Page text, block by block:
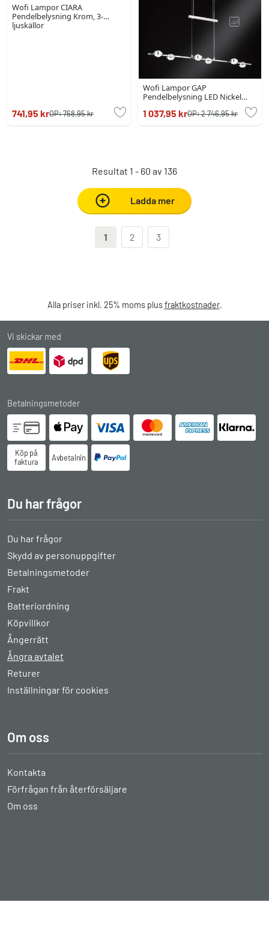
Wofi Lampor CIARA
Pendelbelysning Krom, 3-
ljuskällor
741,95 krOP:768,95 kr
Wofi Lampor GAP
Pendelbelysning LED Nickel
1 037,95 krOP:2 746,95 kr
Resultat 1 - 60 av 136
Ladda mer
1 2 3
Alla priser inkl. 25% moms plusfraktkostnader.
Vi skickar med
Betalningsmetoder
Köp på
faktura
Avbetalningsköp
Du har frågor
Du har frågor
Skydd av personuppgifter
Betalningsmetoder
Frakt
Batteriordning
Köpvillkor
Ångerrätt
Ångra avtalet
Returer
Inställningar för cookies
Om oss
Kontakta
Förfrågan från återförsäljare
Om oss